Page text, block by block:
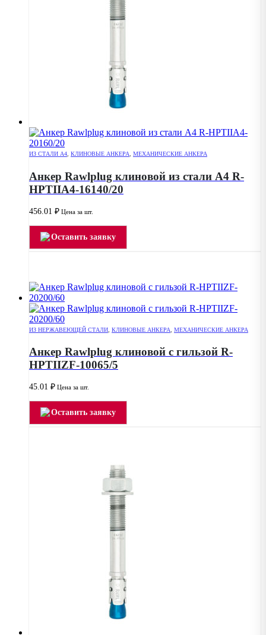
ИЗ СТАЛИ А4, КЛИНОВЫЕ АНКЕРА, МЕХАНИЧЕСКИЕ АНКЕРА
Анкер Rawlplug клиновой из стали А4 R-
HPTIIA4-16140/20
456.01 ₽ Цена за шт.
Оставить заявку
ИЗ НЕРЖАВЕЮЩЕЙ СТАЛИ КЛИНОВЫЕ АНКЕРА МЕХАНИЧЕСКИЕ АНКЕРА
Анкер Rawlplug клиновой с гильзой R-
HPTIIZF-10065/5
45.01 ₽ Цена за шт.
Оставить заявку